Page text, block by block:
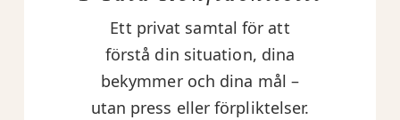
Ett privat samtal för att
förstå din situation, dina
bekymmer och dina mål –
utan press eller förpliktelser.